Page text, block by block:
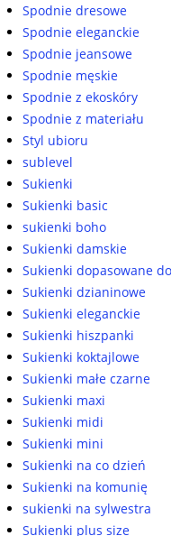
Spodnie dresowe
Spodnie eleganckie
Spodnie jeansowe
Spodnie męskie
Spodnie z ekoskóry
Spodnie z materiału
Styl ubioru
sublevel
Sukienki
Sukienki basic
sukienki boho
Sukienki damskie
Sukienki dopasowane
Sukienki dzianinowe
Sukienki eleganckie
Sukienki hiszpanki
Sukienki koktajlowe
Sukienki małe czarne
Sukienki maxi
Sukienki midi
Sukienki mini
Sukienki na co dzień
Sukienki na komunię
sukienki na sylwestra
Sukienki plus size